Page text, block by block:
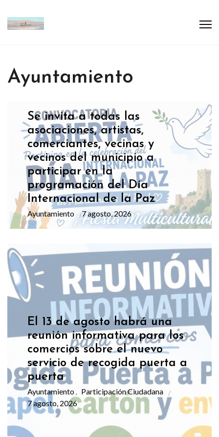
Ayuntamiento
Se invita a todas las
asociaciones, artistas,
comerciantes, vecinas y
vecinos del municipio a
participar en la
programación del Día
Internacional de la Paz
Ayuntamiento 7 agosto, 2026
El 13 de agosto habrá una
reunión informativa para los
comercios sobre el nuevo
servicio de recogida puerta a
puerta
Ayuntamiento, Participación Ciudadana
7 agosto, 2026